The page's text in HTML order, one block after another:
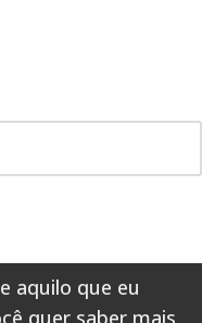
aquilo que eu
quer saber mais